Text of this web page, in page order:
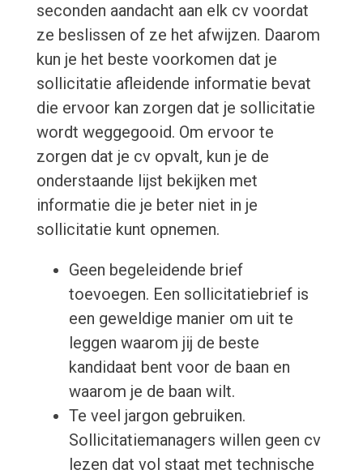
seconden aandacht aan elk cv voordat
ze beslissen of ze het afwijzen. Daarom
kun je het beste voorkomen dat je
sollicitatie afleidende informatie bevat
die ervoor kan zorgen dat je sollicitatie
wordt weggegooid. Om ervoor te
zorgen dat je cv opvalt, kun je de
onderstaande lijst bekijken met
informatie die je beter niet in je
sollicitatie kunt opnemen.
Geen begeleidende brief
toevoegen. Een sollicitatiebrief is
een geweldige manier om uit te
leggen waarom jij de beste
kandidaat bent voor de baan en
waarom je de baan wilt.
Te veel jargon gebruiken.
Sollicitatiemanagers willen geen cv
lezen dat vol staat met technische